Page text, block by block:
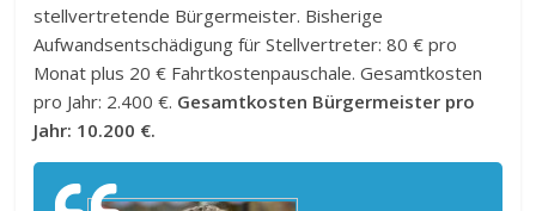
stellvertretende Bürgermeister. Bisherige
Aufwandsentschädigung für Stellvertreter: 80 € pro
Monat plus 20 € Fahrtkostenpauschale. Gesamtkosten
pro Jahr: 2.400 €. Gesamtkosten Bürgermeister pro
Jahr: 10.200 €.